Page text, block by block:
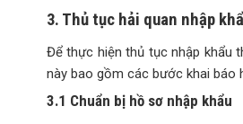
3. Thủ tục hải quan nhập
Để thực hiện thủ tục nhập khẩu
này bao gồm các bước khai báo
3.1 Chuẩn bị hồ sơ nhập khẩu